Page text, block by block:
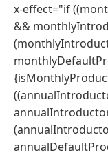
x-effect="if
&&